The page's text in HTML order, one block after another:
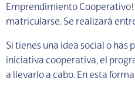
Emprendimiento Cooperativo!
matricularse. Se realizará
Si tienes una idea social o has
iniciativa cooperativa, el
a llevarlo a cabo. En esta